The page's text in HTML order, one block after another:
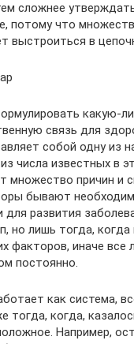
сложнее
потому что
выстроиться в
какую-
связь для
собой одну из
числа известных в
множество причин и
бывают
развития
но лишь тогда, когда
факторов, иначе все
постоянно.
как система,
тогда, когда,
Например,